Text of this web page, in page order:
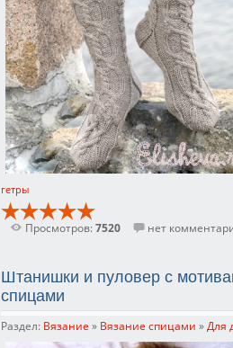
гетры
Просмотров:7520 нет
Штанишки и пуловер с
спицами
Раздел: Вязание » Вязание спицами »Для